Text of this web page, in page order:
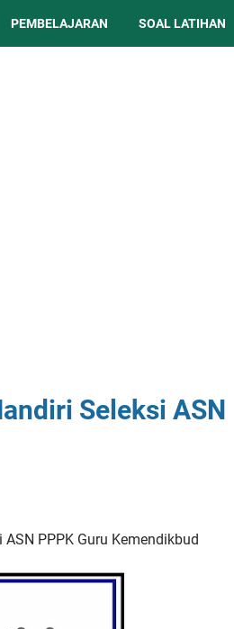
PEMBELAJARAN SOAL LATIHAN
Seleksi ASN
PPPK Guru Kemendikbud